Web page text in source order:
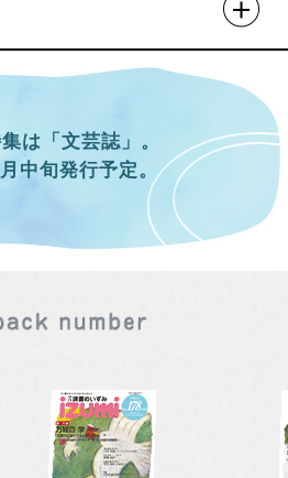
は「文芸誌」。
中旬発行予定。